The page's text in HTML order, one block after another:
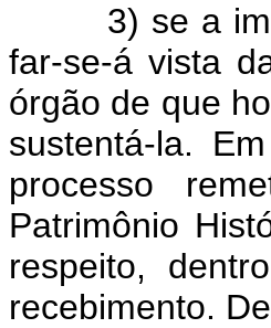
3) se a
far-se-á vista
órgão de que
sustentá-la.
processo
Patrimônio
respeito,
recebimento.